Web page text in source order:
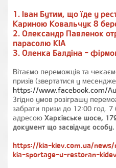
1. Іван Бутим, що їде у
Кариною Ковальчук 8
2. Олександр Павленок
парасолю KIA
3. Оленка Балдіна -
Вітаємо переможців та
призів (звертатися у
https://www.facebook.com/
Згідно умов розіграшу
забрати призи до 12:00 год.
адресою Харківське шосе,
документ що засвідчує
https://kia-kiev.com.ua/
kia-sportage-u-restoran-